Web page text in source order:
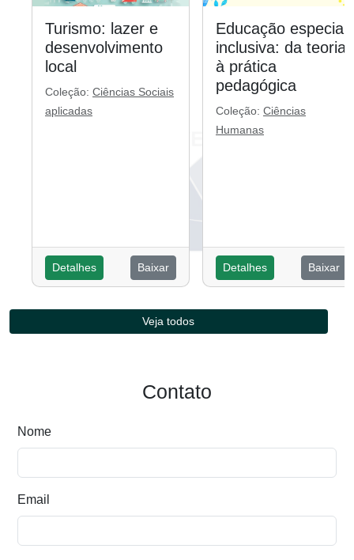
Turismo: lazer e
desenvolvimento
local
Coleção: Ciências Sociais
aplicadas
Detalhes Baixar
Educação especial
inclusiva: da teoria
à prática
pedagógica
Coleção: Ciências
Humanas
Detalhes Baixar
Veja todos
Contato
Nome
Email